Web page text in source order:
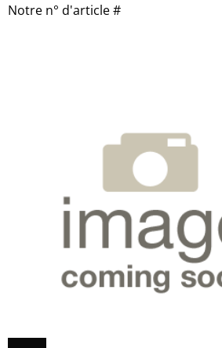
Notre n° d'article #